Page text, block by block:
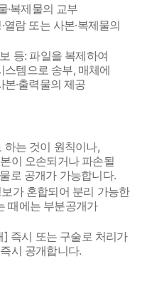
·복제물의 교부
열람 또는 사본·복제물의
등: 파일을 복제하여
템으로 송부, 매체에
·출력물의 제공
는 것이 원칙이나,
이 오손되거나 파손될
로 공개가 가능합니다.
가 혼합되어 분리 가능한
때에는 부분공개가
즉시 또는 구술로 처리가
시 공개합니다.